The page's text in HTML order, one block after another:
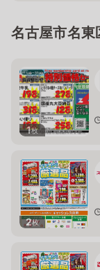
名古屋市名東
1枚
2枚